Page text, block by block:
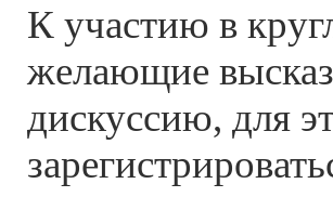
К участию в
желающие
дискуссию, для